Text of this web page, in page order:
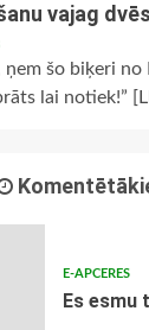
vajag
ņem šo biķeri
lai notiek!”
E-APCERES
Es esmu